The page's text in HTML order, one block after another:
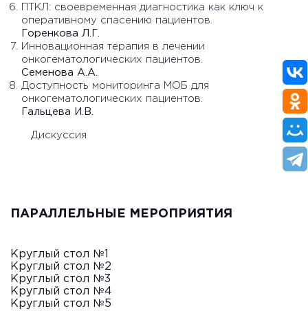
ПТКЛ: своевременная диагностика как ключ к
оперативному спасению пациентов.
Горенкова Л.Г.
Инновационная терапия в лечении
онкогематологических пациентов.
Семенова А.А.
Доступность мониторинга МОБ для
онкогематологических пациентов.
Гальцева И.В.
Дискуссия
ПАРАЛЛЕЛЬНЫЕ МЕРОПРИЯТИЯ
Круглый стол №1
Круглый стол №2
Круглый стол №3
Круглый стол №4
Круглый стол №5